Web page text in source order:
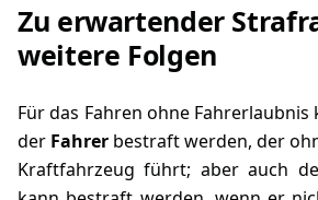
Zu erwartender
weitere Folgen
Für das Fahren ohne
der Fahrer bestraft werden, der
Kraftfahrzeug führt; aber auch